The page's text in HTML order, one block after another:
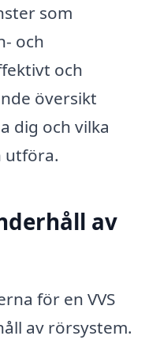
som
och
och
översikt
dig och vilka
utföra.
av
för en VVS
av rörsystem.